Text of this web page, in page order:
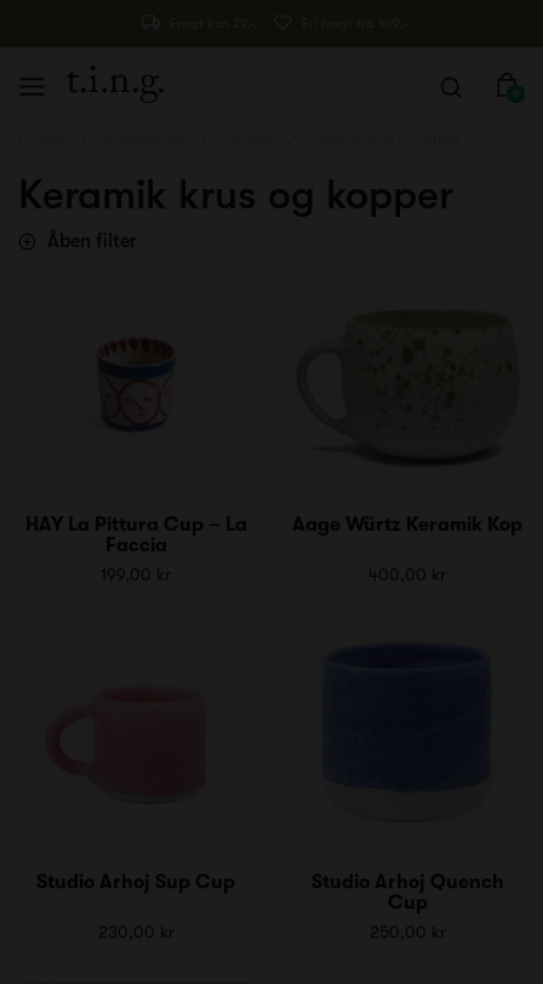
0
Keramik krus og kopper
Åben filter
HAY La Pittura Cup – La
Faccia
199,00 kr
Aage Würtz Keramik Kop
400,00 kr
Studio Arhoj Sup Cup
230,00 kr
Studio Arhoj Quench
Cup
250,00 kr